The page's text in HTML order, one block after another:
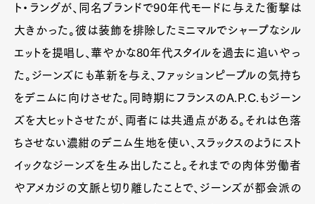
ト・ラングが、同名ブランドで90年代モードに与えた衝撃は
大きかった。彼は装飾を排除したミニマルでシャープなシル
エットを提唱し、華やかな80年代スタイルを過去に追いやっ
た。ジーンズにも革新を与え、ファッションピープルの気持ち
をデニムに向けさせた。同時期にフランスのA.P.C.もジーン
ズを大ヒットさせたが、両者には共通点がある。それは色落
ちさせない濃紺のデニム生地を使い、スラックスのようにスト
イックなジーンズを生み出したこと。それまでの肉体労働者
やアメカジの文脈と切り離したことで、ジーンズが都会派の